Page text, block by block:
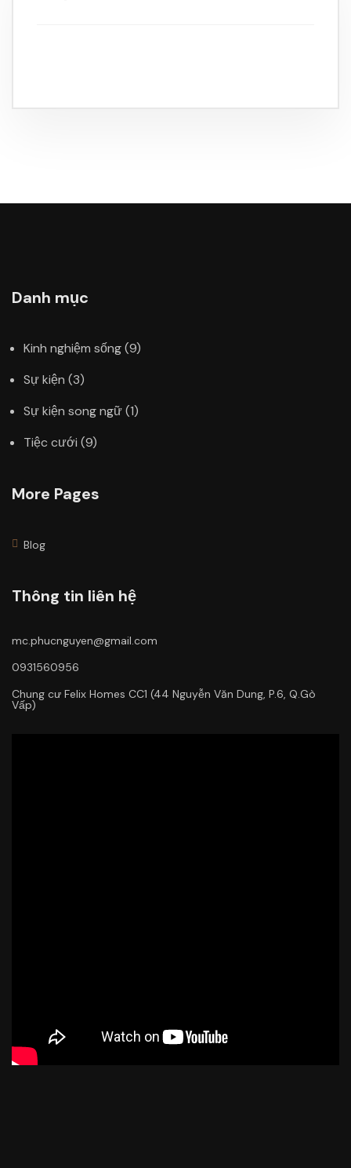
Danh mục
Kinh nghiệm sống(9)
Sự kiện (3)
Sự kiện song ngữ(1)
Tiệc cưới (9)
More Pages
Blog
Thông tin liên hệ
mc.phucnguyen@gmail.com
0931560956
Chung cư Felix Homes CC1 (44 Nguyễn Văn Dung, P.6, Q.Gò
Vấp)